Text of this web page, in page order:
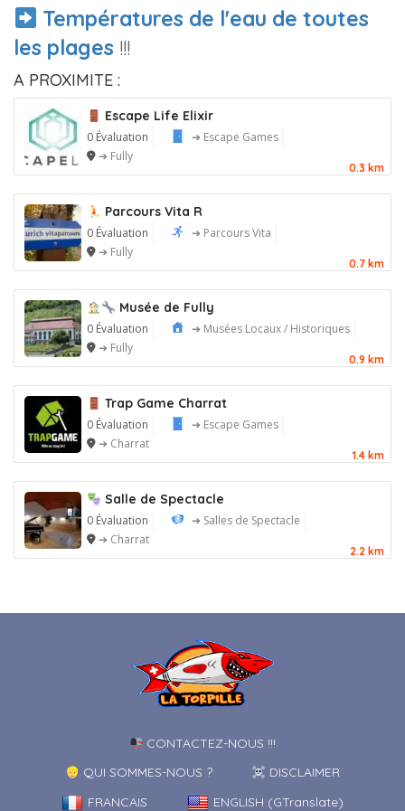
Températures de l'eau de toutes
les plages !!!
A PROXIMITE :
Escape Life Elixir
0 Évaluation
➔ Escape Games
➔ Fully
0.3 km
Parcours Vita R
0 Évaluation
➔ Parcours Vita
➔ Fully
0.7 km
Musée de Fully
0 Évaluation
➔ Musées Locaux / Historiques
➔ Fully
0.9 km
Trap Game Charrat
0 Évaluation
➔ Escape Games
➔ Charrat
1.4 km
Salle de Spectacle
0 Évaluation
➔ Salles de Spectacle
➔ Charrat
2.2 km
CONTACTEZ-NOUS !!!
QUI SOMMES-NOUS ?
DISCLAIMER
FRANCAIS
ENGLISH (GTranslate)